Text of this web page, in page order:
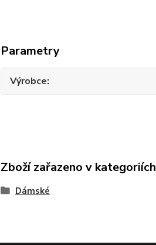
Parametry
Výrobce
Zboží zařazeno v kategoriích
Dámské